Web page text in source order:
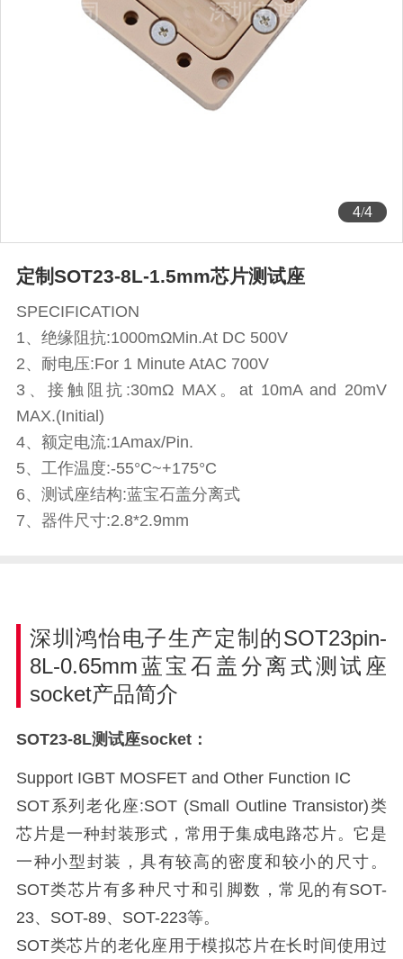
4/4
定制SOT23-8L-1.5mm芯片测试座
SPECIFICATION
1、绝缘阻抗:1000mΩMin.At DC 500V
2、耐电压:For 1 Minute AtAC 700V
3、接触阻抗:30mΩ MAX。at 10mA and 20mV
MAX.(Initial)
4、额定电流:1Amax/Pin.
5、工作温度:-55°C~+175°C
6、测试座结构:蓝宝石盖分离式
7、器件尺寸:2.8*2.9mm
深圳鸿怡电子生产定制的SOT23pin-
8L-0.65mm蓝宝石盖分离式测试座
socket产品简介
SOT23-8L测试座socket：
Support IGBT MOSFET and Other Function IC
SOT系列老化座:SOT (Small Outline Transistor)类
芯片是一种封装形式，常用于集成电路芯片。它是
一种小型封装，具有较高的密度和较小的尺寸。
SOT类芯片有多种尺寸和引脚数，常见的有SOT-
23、SOT-89、SOT-223等。
SOT类芯片的老化座用于模拟芯片在长时间使用过